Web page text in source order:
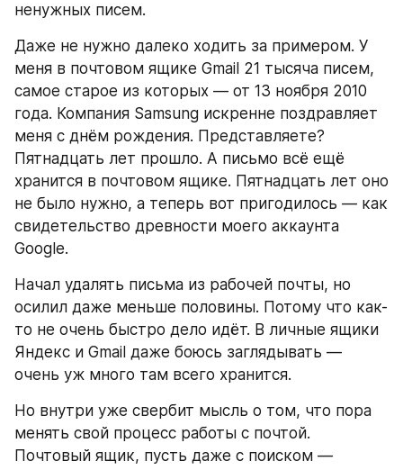
ненужных писем.
Даже не нужно далеко ходить за примером. У
меня в почтовом ящике Gmail 21 тысяча писем,
самое старое из которых — от 13 ноября 2010
года. Компания Samsung искренне поздравляет
меня с днём рождения. Представляете?
Пятнадцать лет прошло. А письмо всё ещё
хранится в почтовом ящике. Пятнадцать лет оно
не было нужно, а теперь вот пригодилось — как
свидетельство древности моего аккаунта
Google.
Начал удалять письма из рабочей почты, но
осилил даже меньше половины. Потому что как-
то не очень быстро дело идёт. В личные ящики
Яндекс и Gmail даже боюсь заглядывать —
очень уж много там всего хранится.
Но внутри уже свербит мысль о том, что пора
менять свой процесс работы с почтой.
Почтовый ящик, пусть даже с поиском —